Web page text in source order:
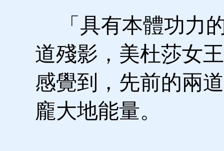
「具有本體功力
道殘影，美杜莎女
感覺到，先前的兩
龐大地能量。